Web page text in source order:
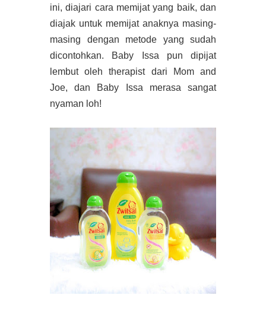
ini, diajari cara memijat yang baik, dan
diajak untuk memijat anaknya masing-
masing dengan metode yang sudah
dicontohkan. Baby Issa pun dipijat
lembut oleh therapist dari Mom and
Joe, dan Baby Issa merasa sangat
nyaman loh!